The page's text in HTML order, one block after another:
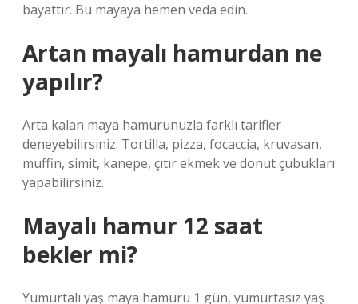
bayattır. Bu mayaya hemen veda edin.
Artan mayalı hamurdan ne
yapılır?
Arta kalan maya hamurunuzla farklı tarifler
deneyebilirsiniz. Tortilla, pizza, focaccia, kruvasan,
muffin, simit, kanepe, çıtır ekmek ve donut çubukları
yapabilirsiniz.
Mayalı hamur 12 saat
bekler mi?
Yumurtalı yaş maya hamuru 1 gün, yumurtasız yaş